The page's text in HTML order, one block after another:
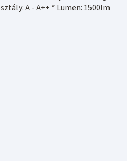
A - A++ * Lumen: 1500lm